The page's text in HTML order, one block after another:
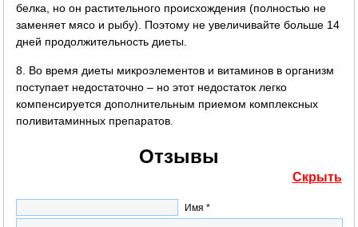
белка, но он растительного происхождения (полностью не
заменяет мясо и рыбу). Поэтому не увеличивайте больше 14
дней продолжительность диеты.
8. Во время диеты микроэлементов и витаминов в организм
поступает недостаточно – но этот недостаток легко
компенсируется дополнительным приемом комплексных
поливитаминных препаратов.
Отзывы
Скрыть
Имя *